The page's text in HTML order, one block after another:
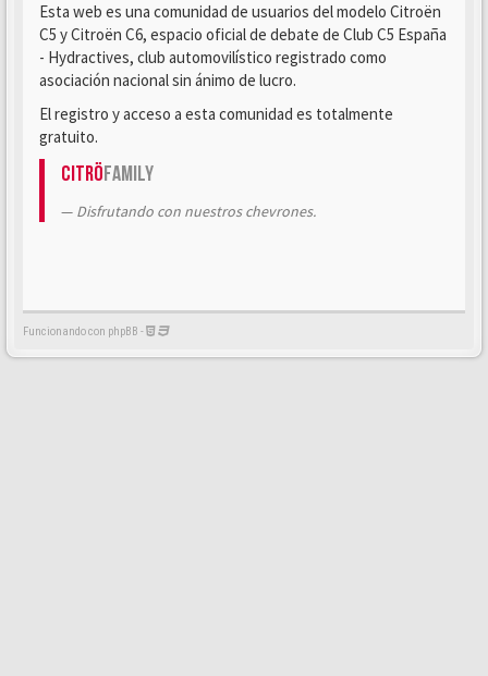
Esta web es una comunidad de usuarios del modelo Citroën
C5 y Citroën C6, espacio oficial de debate de Club C5 España
- Hydractives, club automovilístico registrado como
asociación nacional sin ánimo de lucro.
El registro y acceso a esta comunidad es totalmente
gratuito.
CitröFamily
Disfrutando con nuestros chevrones.
Funcionando con phpBB -